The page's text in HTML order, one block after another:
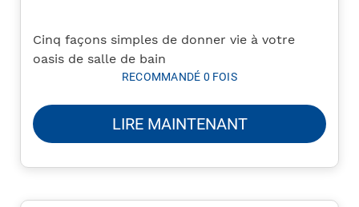
Cinq façons simples de donner vie à votre
oasis de salle de bain
RECOMMANDÉ 0 FOIS
LIRE MAINTENANT